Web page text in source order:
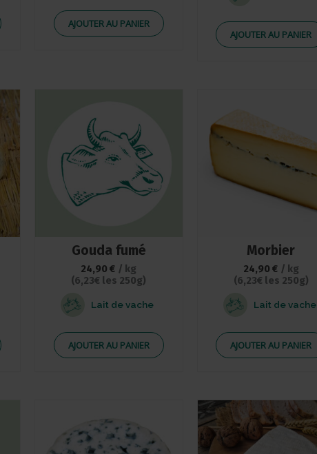
AJOUTER AU PANIER
AJOUTER AU PANIER
Gouda fumé
24,90€ / kg
(6,23€ les 250g)
Lait de vache
AJOUTER AU PANIER
Morbier
24,90 € / kg
(6,23€ les 250g)
Lait de vache
AJOUTER AU PANIER